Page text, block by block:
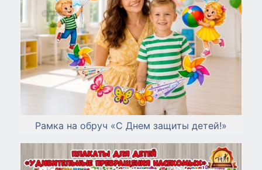
Рамка на обруч «С Днем защиты детей!»